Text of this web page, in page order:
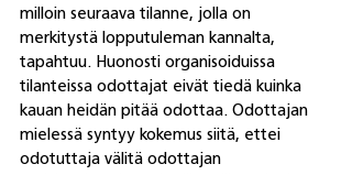
milloin seuraava tilanne, jolla on
merkitystä lopputuleman kannalta,
tapahtuu. Huonosti organisoiduissa
tilanteissa odottajat eivät tiedä kuinka
kauan heidän pitää odottaa. Odottajan
mielessä syntyy kokemus siitä, ettei
odotuttaja välitä odottajan